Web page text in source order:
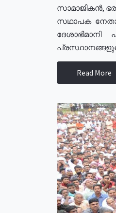
സാമാജികൻ,
സഥാപക
Read More